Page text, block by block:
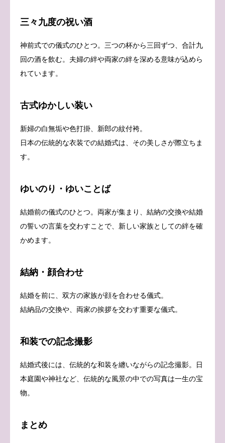
三々九度の祝い酒
神前式での儀式のひとつ。三つの杯から三回ずつ、合計九
回の酒を飲む。夫婦の絆や両家の絆を深める意味が込めら
れています。
古式ゆかしい装い
新婦の白無垢や色打掛、新郎の紋付袴。
日本の伝統的な衣装での結婚式は、その美しさが際立ちま
す。
ゆいのり・ゆいことば
結婚前の儀式のひとつ。両家が集まり、結納の交換や結婚
の誓いの言葉を交わすことで、新しい家族としての絆を確
かめます。
結納・顔合わせ
結婚を前に、双方の家族が顔を合わせる儀式。
結納品の交換や、両家の挨拶を交わす重要な儀式。
和装での記念撮影
結婚式後には、伝統的な和装を纏いながらの記念撮影。日
本庭園や神社など、伝統的な風景の中での写真は一生の宝
物。
まとめ